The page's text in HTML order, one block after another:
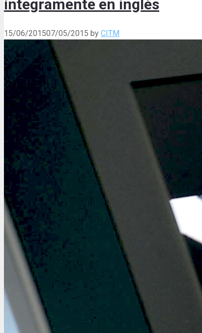
íntegramente en inglés
15/06/201507/05/2015 by CITM